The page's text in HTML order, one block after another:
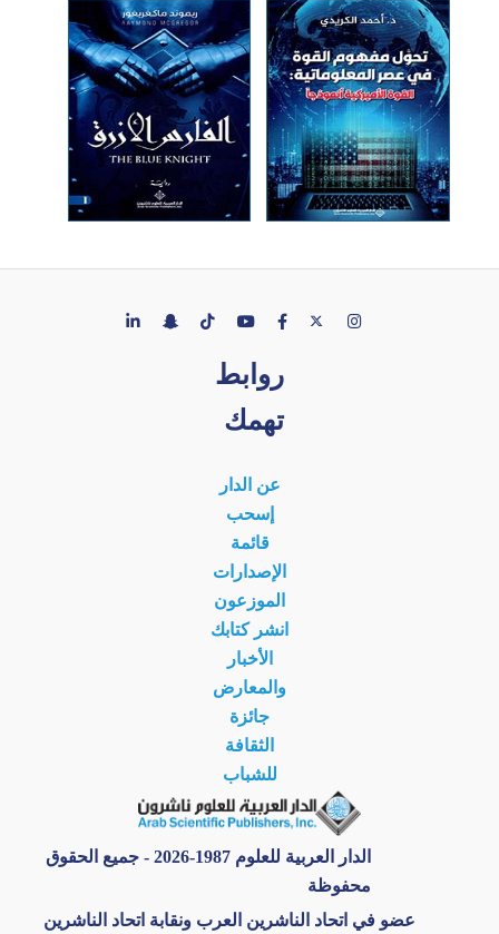
روابط
تهمك
عن الدار
إسحب
قائمة
الإصدارات
الموزعون
انشر كتابك
الأخبار
والمعارض
جائزة
الثقافة
للشباب
الدار العربية للعلوم 1987-2026 - جميع الحقوق
محفوظة
عضو في اتحاد الناشرين العرب ونقابة اتحاد الناشرين